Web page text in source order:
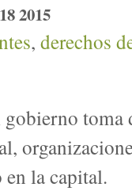
2015
, derechos
toma
en la capital.